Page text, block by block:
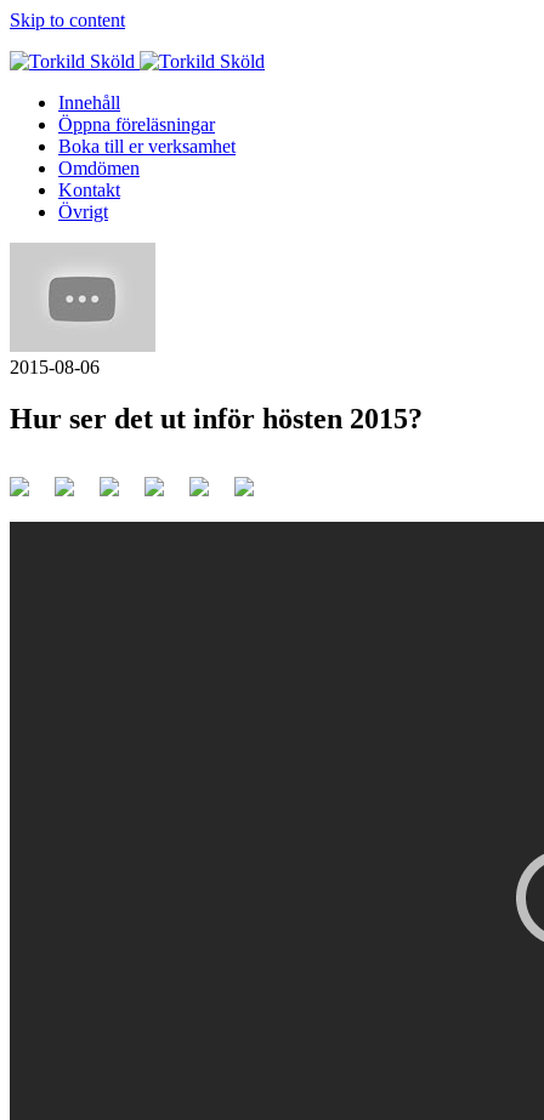
Skip to content
Innehåll
Öppna föreläsningar
Boka till er verksamhet
Omdömen
Kontakt
Övrigt
2015-08-06
Hur ser det ut inför hösten 2015?